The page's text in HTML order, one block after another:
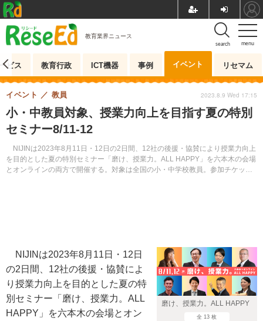
menu
search
教育業界ニュース
ビス 教育行政 ICT機器 事例 イベント リセマム
小・中教員対象、授業力向上を目指す夏の特別
セミナー8/11-12
NIJINは2023年8月11日・12日の2日間、12社の後援・協賛により授業力向上
を⽬的とした夏の特別セミナー「磨け、授業⼒。ALL HAPPY」を六本木の会場
とオンラインの両方で開催する。対象は全国の小・中学校教員。参加チケット
イベント 教員 2023.8.9 Wed 17:15
磨け、授業⼒。ALL HAPPY
全 13 枚
NIJINは2023年8月11日・12日
の2日間、12社の後援・協賛によ
り授業力向上を⽬的とした夏の特
別セミナー「磨け、授業⼒。ALL
HAPPY」を六本木の会場とオン